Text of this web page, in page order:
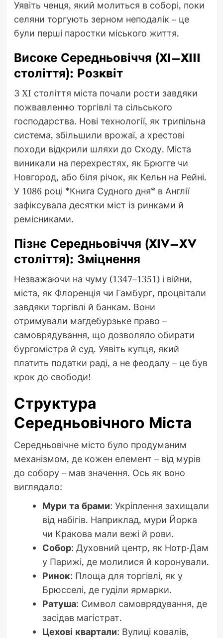
Уявіть ченця, який молиться в соборі, поки
селяни торгують зерном неподалік – це
були перші паростки міського життя.
Високе Середньовіччя (XI–XIII
століття): Розквіт
З XI століття міста почали рости завдяки
пожвавленню торгівлі та сільського
господарства. Нові технології, як трипільна
система, збільшили врожаї, а хрестові
походи відкрили шляхи до Сходу. Міста
виникали на перехрестях, як Брюгге чи
Новгород, або біля річок, як Кельн на Рейні.
У 1086 році *Книга Судного дня* в Англії
зафіксувала десятки міст із ринками й
ремісниками.
Пізнє Середньовіччя (XIV–XV
століття): Зміцнення
Незважаючи на чуму (1347–1351) і війни,
міста, як Флоренція чи Гамбург, процвітали
завдяки торгівлі й банкам. Вони
отримували магдебурзьке право –
самоврядування, що дозволяло обирати
бургомістра й суд. Уявіть купця, який
платить податки раді, а не феодалу – це був
крок до свободи!
Структура
Середньовічного Міста
Середньовічне місто було продуманим
механізмом, де кожен елемент – від мурів
до собору – мав значення. Ось як воно
виглядало:
Мури та брами: Укріплення захищали
від набігів. Наприклад, мури Йорка
чи Кракова мали вежі й рови.
Собор: Духовний центр, як Нотр-Дам
у Парижі, де молилися й коронували.
Ринок: Площа для торгівлі, як у
Брюсселі, де гуділи ярмарки.
Ратуша: Символ самоврядування, де
засідав магістрат.
Цехові квартали: Вулиці ковалів,